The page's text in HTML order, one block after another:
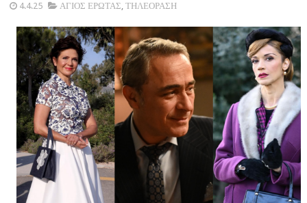
4.4.25 ΑΓΙΟΣ ΕΡΩΤΑΣ, ΤΗΛΕΟΡΑΣΗ